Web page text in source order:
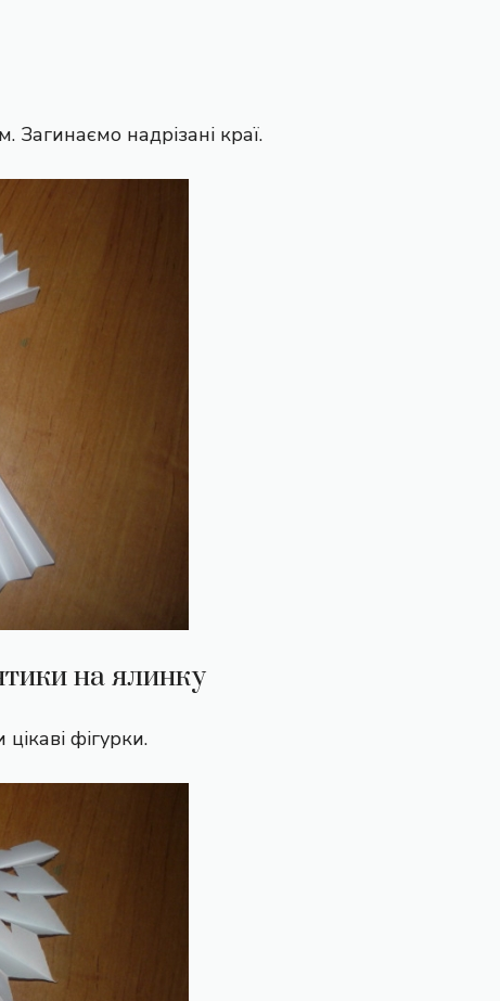
надрізані краї.
на ялинку
фігурки.